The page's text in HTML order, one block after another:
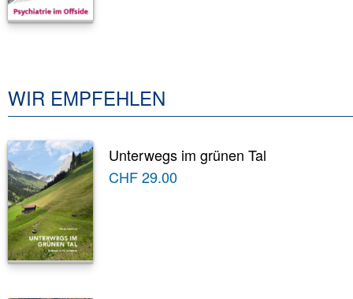
WIR EMPFEHLEN
Unterwegs im grünen Tal
CHF29.00